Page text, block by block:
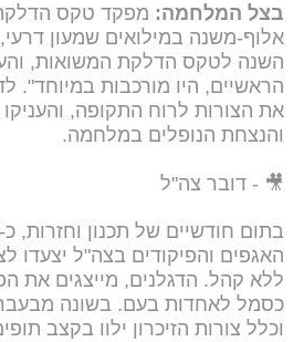
בצל המלחמה: מפקד טקס
אלוף-משנה במילואים שמעון
השנה לטקס הדלקת המשואות,
הראשיים, היו מורכבות במיוחד".
את הצורות לרוח התקופה, והעניקו
והנצחת הנופלים במלחמה.
🎥 - דובר צה"ל
האגפים והפיקודים בצה"ל יצעדו
ללא קהל. הדגלנים, מייצגים את
כסמל לאחדות בעם. בשונה
וכלל צורות הזיכרון ילוו בקצב